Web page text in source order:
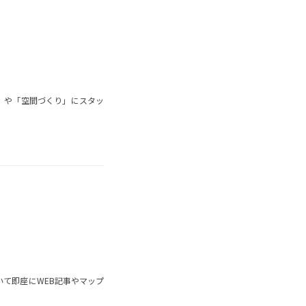
「空間づくり」にスタッ
即座にWEB記事やマップ